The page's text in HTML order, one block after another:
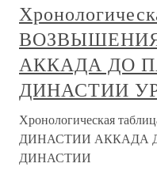
АККАДА ДО
ДИНАСТИИ
Хронологическая
ДИНАСТИИ АККАДА
ДИНАСТИИ